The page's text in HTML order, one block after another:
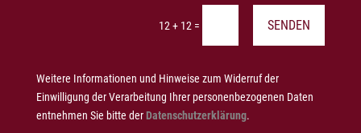
12 + 12 = SENDEN
Weitere Informationen und Hinweise zum Widerruf der
Einwilligung der Verarbeitung Ihrer personenbezogenen Daten
entnehmen Sie bitte derDatenschutzerklärung.